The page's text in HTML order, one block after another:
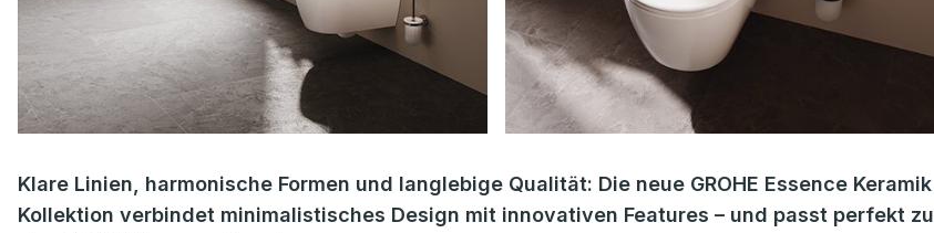
Klare Linien, harmonische Formen und langlebige Qualität: Die neue GROHE Essence Keramik
Kollektion verbindet minimalistisches Design mit innovativen Features – und passt perfekt zu